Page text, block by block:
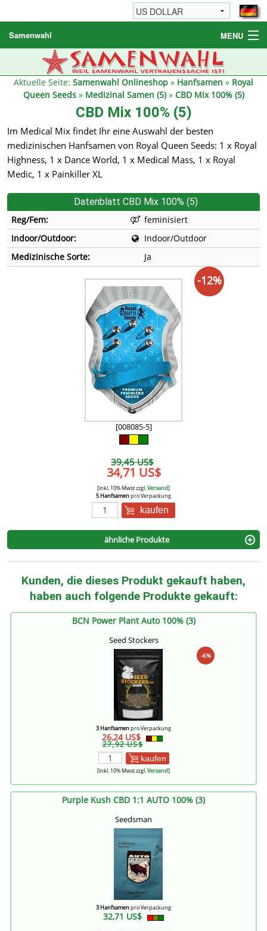
Samenwahl MENU
Hanfsamen
Weitere Produkte
Bestellhinweise / FAQ
Reseller
Aktuelle Seite: Samenwahl Onlineshop » Hanfsamen » Royal
Queen Seeds» Medizinal Samen (5)» CBD Mix 100% (5)
CBD Mix 100% (5)
Im Medical Mix findet Ihr eine Auswahl der besten
medizinischen Hanfsamen von Royal Queen Seeds: 1 x Royal
Highness, 1 x Dance World, 1 x Medical Mass, 1 x Royal
Medic, 1 x Painkiller XL
Datenblatt CBD Mix 100% (5)
Reg/Fem:
feminisiert
Indoor/Outdoor:
Indoor/Outdoor
Medizinische Sorte:
Ja
[008085-5]
39,45 US$
34,71 US$
[inkl. 10% Mwst zzgl.Versand]
5 Hanfsamenpro Verpackung
kaufen
-12%
ähnliche Produkte
Kunden, die dieses Produkt gekauft haben,
haben auch folgende Produkte gekauft:
BCN Power Plant Auto 100% (3)
Seed Stockers
-6%
3 Hanfsamenpro Verpackung
26,24 US$
27,92 US$
kaufen
[inkl. 10% Mwst zzgl.Versand]
Purple Kush CBD 1:1 AUTO 100% (3)
Seedsman
3 Hanfsamenpro Verpackung
32,71 US$